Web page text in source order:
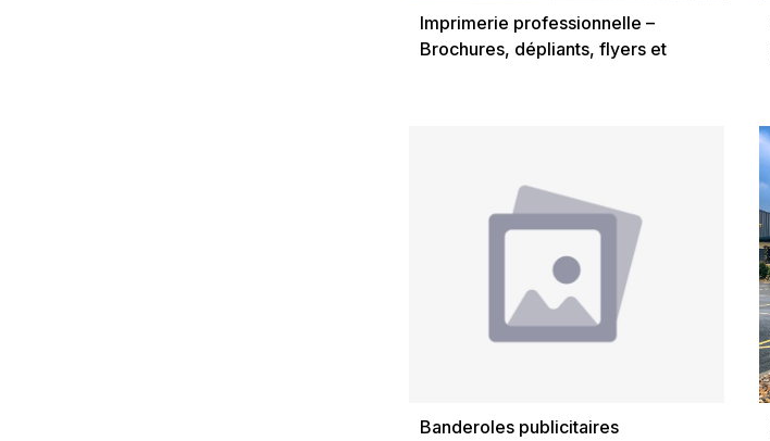
Imprimerie professionnelle –
Brochures, dépliants, flyers et
Banderoles publicitaires